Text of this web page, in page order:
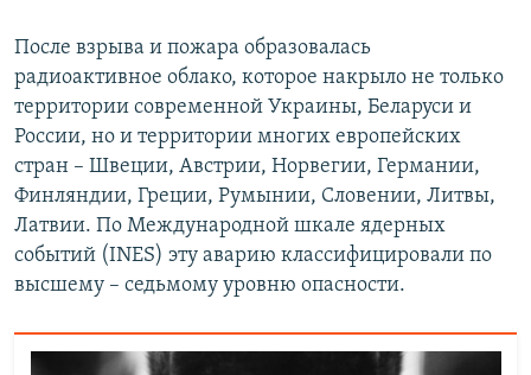
После взрыва и пожара образовалась
радиоактивное облако, которое накрыло не только
территории современной Украины, Беларуси и
России, но и территории многих европейских
стран – Швеции, Австрии, Норвегии, Германии,
Финляндии, Греции, Румынии, Словении, Литвы,
Латвии. По Международной шкале ядерных
событий (INES) эту аварию классифицировали по
высшему – седьмому уровню опасности.